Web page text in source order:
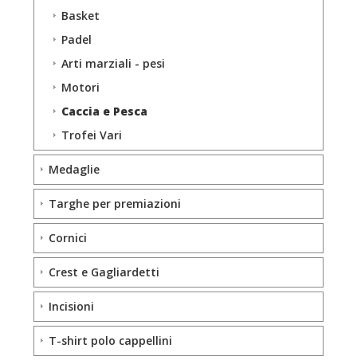
Basket
Padel
Arti marziali - pesi
Motori
Caccia e Pesca
Trofei Vari
Medaglie
Targhe per premiazioni
Cornici
Crest e Gagliardetti
Incisioni
T-shirt polo cappellini